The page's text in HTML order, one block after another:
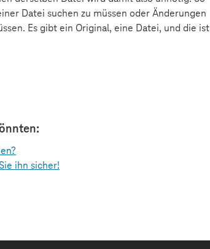
Datei suchen zu müssen oder Änderungen
Es gibt ein Original, eine Datei, und die ist
ihn sicher!